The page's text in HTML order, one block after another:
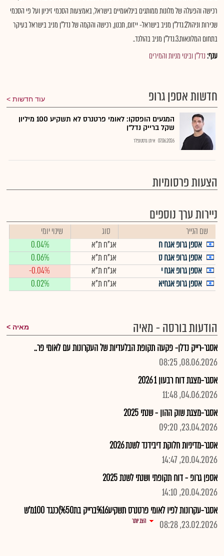
רכישה והפעלה של מלונות ממותגים בינלאומיים בישראל, באמצעות הסכמי זיכיון ועל פי הסכמי
שכירות וניהול2.נדל"ן מניב בישראל- ייזום, תכנון, רכישה והקמה של נדל"ן מניב בישראל בעיקר
בתחום המלונאות.3.נדל"ן מניב בהולנד..
ענף:נדל"ן ובינוי מניות והמירים
חדשות אספן גרופ עוד חדשות
המגעים הופסקו: לאומי פרטנרס לא תשקיע 100 מיליון
שקל ברייק נדל"ן
07.06.2026 איתן גרסטנפלד
הצעות פרסומיות
ניירות ערך נוספים
שם הנייר סוג
שינוי יומי
אספן גרופ אגח ח
אג"ח ת"א
0.04%
אספן גרופ אגח ט
אג"ח ת"א
0.06%
אספן גרופ אגח י
אג"ח ת"א
-0.04%
אספן גרופ אגחיא
אג"ח ת"א 0.02%
הודעות בורסה - מאיה מאיה
אסגר-רייק נדלן- פקעה תקופת הבלעדיות של העקרונות עם לאומי פר..
08.06.2026, 08:25
אסגר-מצגת דוח רבעון 1 2026
04.06.2026, 11:48
אסגר-מצגת שוק ההון - שנתי 2025
23.04.2026, 09:20
אסגר-מדיניות חלוקת דיבידנד לשנת 2026
20.04.2026, 14:47
אספן גרופ - דוח תקופתי ושנתי לשנת 2025
20.04.2026, 14:10
אסגר-עקרונות לפיו לאומי פרטנרס תשקיע%16ברייק בת%50)כנגד 100מ'ש
23.02.2026, 08:28
הצג יותר